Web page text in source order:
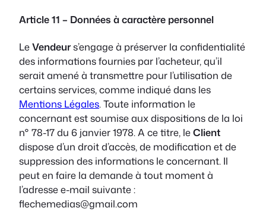
Article 11 – Données à caractère personnel
LeVendeurs’engage à préserver la confidentialité
des informations fournies par l’acheteur, qu’il
serait amené à transmettre pour l’utilisation de
certains services, comme indiqué dans les
Mentions Légales. Toute information le
concernant est soumise aux dispositions de la loi
n° 78-17 du 6 janvier 1978. A ce titre, leClient
dispose d’un droit d’accès, de modification et de
suppression des informations le concernant. Il
peut en faire la demande à tout moment à
l’adresse e-mail suivante :
flechemedias@gmail.com